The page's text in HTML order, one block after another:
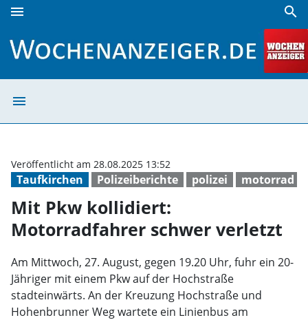
menu search
menu
Taufkirchen Polizeiberichte polizei motorrad
Veröffentlicht am 28.08.2025 13:52
Mit Pkw kollidiert:
Motorradfahrer schwer verletzt
Am Mittwoch, 27. August, gegen 19.20 Uhr, fuhr ein 20-
Jähriger mit einem Pkw auf der Hochstraße
stadteinwärts. An der Kreuzung Hochstraße und
Hohenbrunner Weg wartete ein Linienbus am